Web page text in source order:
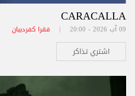
CARACALLA
09 آب 2026 - 20:00 | فقرا كفردبيان
اشتري تذاكر